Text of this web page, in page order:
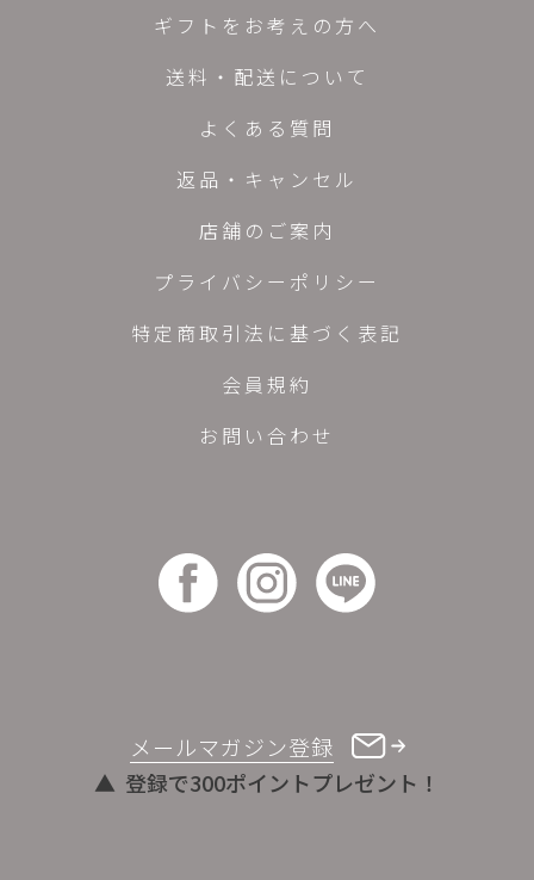
メールマガジン登録
登録で300ポイントプレゼント！
ギフトをお考えの方へ
送料・配送について
よくある質問
返品・キャンセル
店舗のご案内
プライバシーポリシー
特定商取引法に基づく表記
会員規約
お問い合わせ